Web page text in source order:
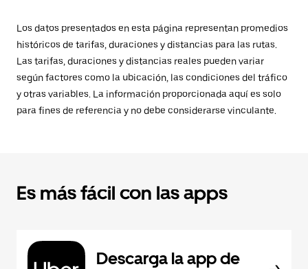
Los datos presentados en esta página representan promedios
históricos de tarifas, duraciones y distancias para las rutas.
Las tarifas, duraciones y distancias reales pueden variar
según factores como la ubicación, las condiciones del tráfico
y otras variables. La información proporcionada aquí es solo
para fines de referencia y no debe considerarse vinculante.
Es más fácil con las apps
Descarga la app de